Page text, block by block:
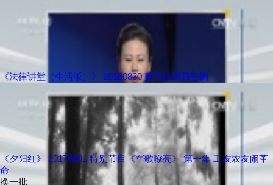
《法律讲堂（生活版）》 20160830 赌气结婚酿悲剧
《夕阳红》 20170801 特别节目《军歌嘹亮》 第一集 工友农友闹革
命
换一批